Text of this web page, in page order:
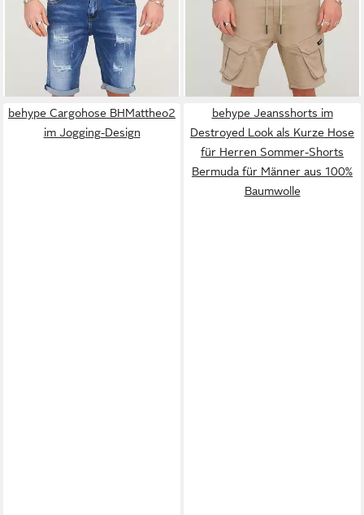
Destroyed mit Stretch als
Kurze Hose für Herren
Sommer-Shorts Bermuda für
Männer mit Elasthan
14,99 € UVP49,99 €
Hose für Herren im Regular-
Fit Mit Gummibund &
Tunnelzug - Sommer-Shorts
Bermuda
14,99 € 49,99 €
behype Cargohose BHMattheo2
im Jogging-Design
behype Jeansshorts im
Destroyed Look als Kurze Hose
für Herren Sommer-Shorts
Bermuda für Männer aus 100%
Baumwolle